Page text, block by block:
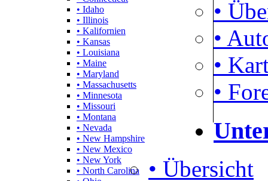
• Idaho
• Illinois
• Kalifornien
• Kansas
• Louisiana
• Maine
• Maryland
• Massachusetts
• Minnesota
• Missouri
• Montana
• Nevada
• New Hampshire
• New Mexico
• New York
• North Carolina
•
•
•
•
• Übersicht